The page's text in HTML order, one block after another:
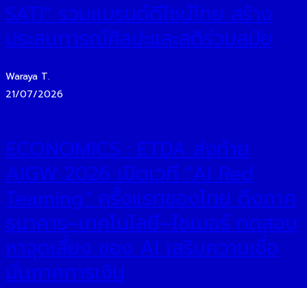
SATI” รวมแบรนด์ดีไซน์ไทย สร้าง
ประสบการณ์ศิลปะและสติร่วมสมัย
Waraya T.
21/07/2026
ECONOMICS : ETDA ส่งท้าย
AIGW 2026 เปิดเวที “AI Red
Teaming” ครั้งแรกของไทย ดึงภาค
ธนาคาร–เทคโนโลยี–ไซเบอร์ ทดสอบ
หาจุดเสี่ยง ของ AI เสริมความเชื่อ
มั่นภาคการเงิน